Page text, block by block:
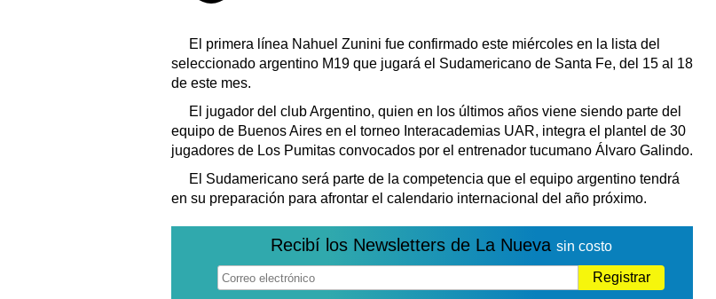
Transportes
Loterías
Fúnebres
Edictos
Teléfonos de urgencia
El primera línea Nahuel Zunini fue confirmado este miércoles en la lista del
seleccionado argentino M19 que jugará el Sudamericano de Santa Fe, del 15 al 18
de este mes.
El jugador del club Argentino, quien en los últimos años viene siendo parte del
equipo de Buenos Aires en el torneo Interacademias UAR, integra el plantel de 30
jugadores de Los Pumitas convocados por el entrenador tucumano Álvaro Galindo.
El Sudamericano será parte de la competencia que el equipo argentino tendrá
en su preparación para afrontar el calendario internacional del año próximo.
Recibí los Newsletters de La Nueva sin costo
Registrar